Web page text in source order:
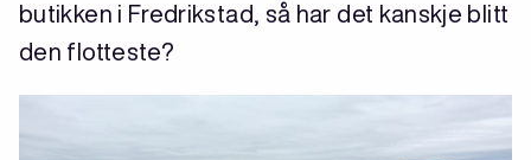
butikken i Fredrikstad, så har det kanskje blitt
den flotteste?